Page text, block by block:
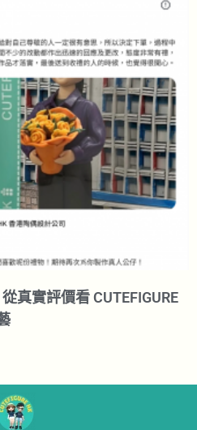
真實評價看 CUTEFIGURE